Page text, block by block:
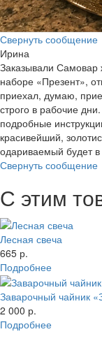
Свернуть сообщение
Ирина
Заказывали Самовар
наборе «Презент»,
приехал, думаю,
строго в рабочие
подробные
красивейший,
одариваемый будет в
Свернуть сообщение
С этим
Лесная свеча
665 р.
Подробнее
Заварочный чайник
2 000 р.
Подробнее